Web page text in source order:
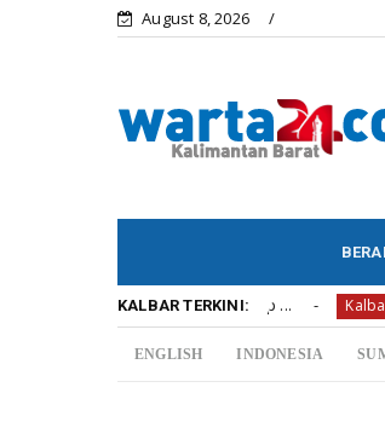
August 8, 2026
KALBAR TERKINI:
Championship ... Kalbar Di Amerika
ENGLISH INDONESIA